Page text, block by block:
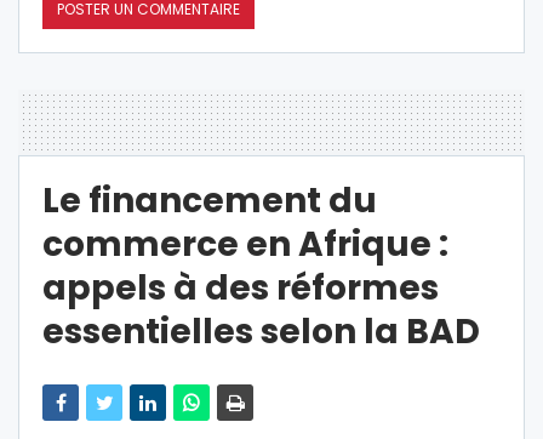
Le financement du
commerce en Afrique :
appels à des réformes
essentielles selon la BAD